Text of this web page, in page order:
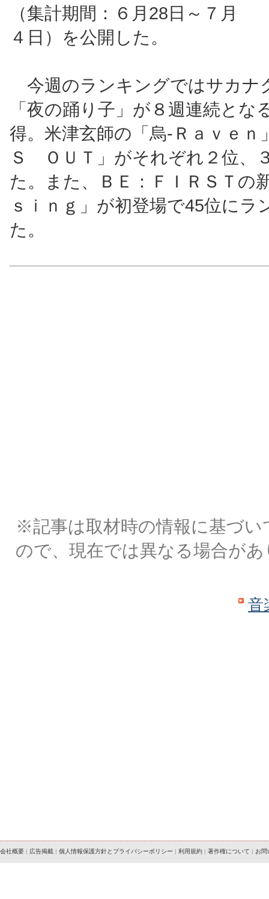
（集計期間：６月28日～７月
４日）を公開した。
今週のランキングではサカナ
「夜の踊り子」が８週連続とな
得。米津玄師の「烏‐Ｒａｖｅｎ
Ｓ ＯＵＴ」がそれぞれ２位、
た。また、ＢＥ：ＦＩＲＳＴの
ｓｉｎｇ」が初登場で45位にラ
た。
※記事は取材時の情報に基づい
ので、現在では異なる場合が
音
会社概要 | 広告掲載 | 個人情報保護方針とプライバシーポリシー | 利用規約 | 著作権について | お問